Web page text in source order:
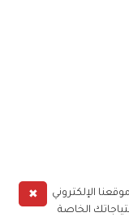
✖
الإلكتروني
الخاصة